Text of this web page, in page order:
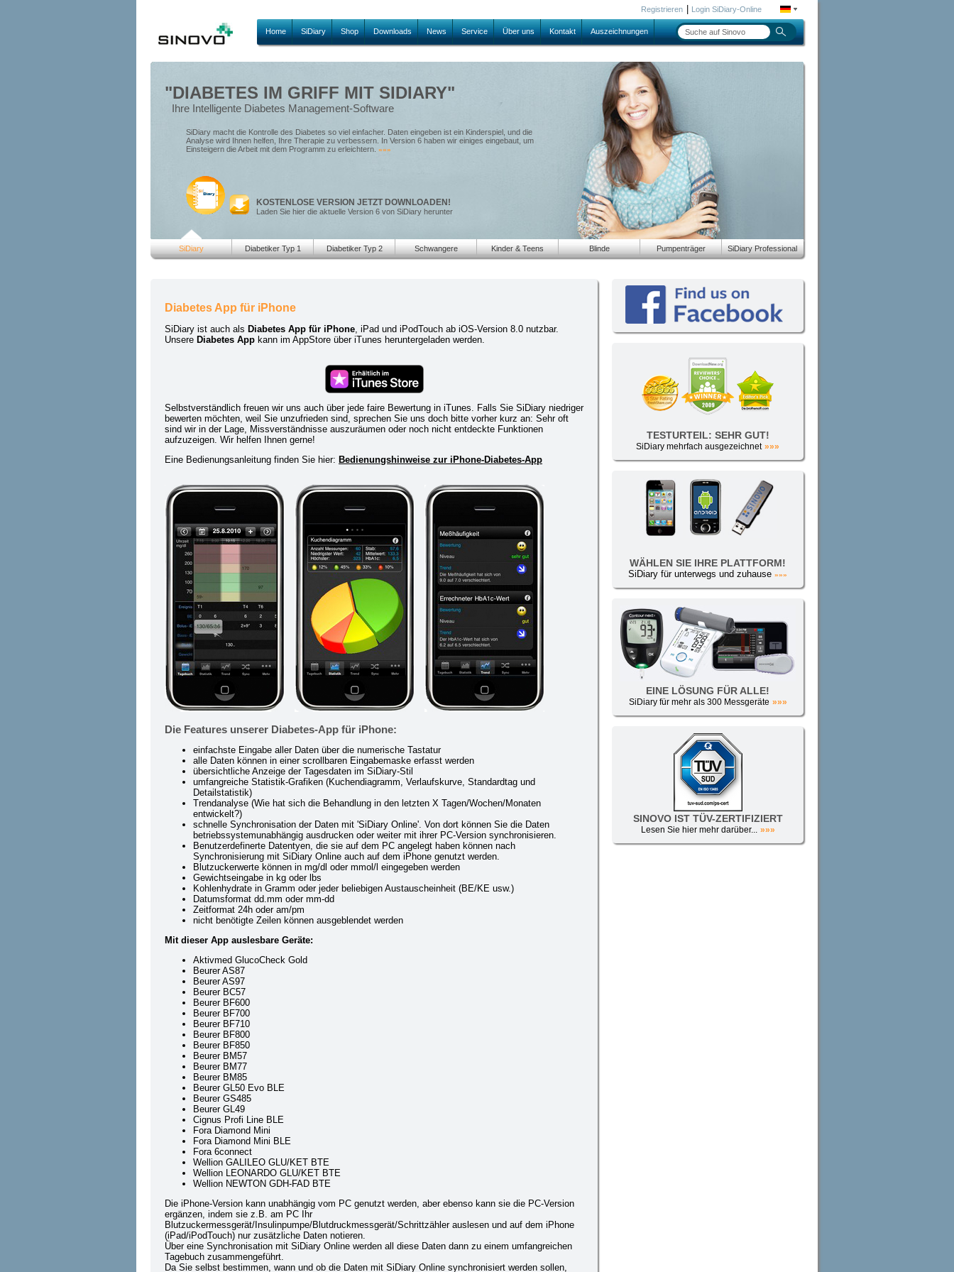
Registrieren| Login SiDiary-Online
Home SiDiary Shop Downloads News Service Über uns Kontakt Auszeichnungen
"DIABETES IM GRIFF MIT SIDIARY"
Ihre Intelligente Diabetes Management-Software
SiDiary macht die Kontrolle des Diabetes so viel einfacher. Daten eingeben ist ein Kinderspiel, und die
Analyse wird Ihnen helfen, Ihre Therapie zu verbessern. In Version 6 haben wir einiges eingebaut, um
Einsteigern die Arbeit mit dem Programm zu erleichtern. »»»
KOSTENLOSE VERSION JETZT DOWNLOADEN!
Laden Sie hier die aktuelle Version 6 von SiDiary herunter
SiDiary Diabetiker Typ 1 Diabetiker Typ 2 Schwangere Kinder & Teens Blinde Pumpenträger SiDiary Professional
Diabetes App für iPhone
SiDiary ist auch als Diabetes App für iPhone , iPad und iPodTouch ab iOS-Version 8.0 nutzbar.
Unsere Diabetes App kann im AppStore über iTunes heruntergeladen werden.
Selbstverständlich freuen wir uns auch über jede faire Bewertung in iTunes. Falls Sie SiDiary niedriger
bewerten möchten, weil Sie unzufrieden sind, sprechen Sie uns doch bitte vorher kurz an: Sehr oft
sind wir in der Lage, Missverständnisse auszuräumen oder noch nicht entdeckte Funktionen
aufzuzeigen. Wir helfen Ihnen gerne!
Eine Bedienungsanleitung finden Sie hier: Bedienungshinweise zur iPhone-Diabetes-App
Die Features unserer Diabetes-App für iPhone:
einfachste Eingabe aller Daten über die numerische Tastatur
alle Daten können in einer scrollbaren Eingabemaske erfasst werden
übersichtliche Anzeige der Tagesdaten im SiDiary-Stil
umfangreiche Statistik-Grafiken (Kuchendiagramm, Verlaufskurve, Standardtag und
Detailstatistik)
Trendanalyse (Wie hat sich die Behandlung in den letzten X Tagen/Wochen/Monaten
entwickelt?)
schnelle Synchronisation der Daten mit 'SiDiary Online'. Von dort können Sie die Daten
betriebssystemunabhängig ausdrucken oder weiter mit ihrer PC-Version synchronisieren.
Benutzerdefinerte Datentyen, die sie auf dem PC angelegt haben können nach
Synchronisierung mit SiDiary Online auch auf dem iPhone genutzt werden.
Blutzuckerwerte können in mg/dl oder mmol/l eingegeben werden
Gewichtseingabe in kg oder lbs
Kohlenhydrate in Gramm oder jeder beliebigen Austauscheinheit (BE/KE usw.)
Datumsformat dd.mm oder mm-dd
Zeitformat 24h oder am/pm
nicht benötigte Zeilen können ausgeblendet werden
Mit dieser App auslesbare Geräte:
Aktivmed GlucoCheck Gold
Beurer AS87
Beurer AS97
Beurer BC57
Beurer BF600
Beurer BF700
Beurer BF710
Beurer BF800
Beurer BF850
Beurer BM57
Beurer BM77
Beurer BM85
Beurer GL50 Evo BLE
Beurer GS485
Beurer GL49
Cignus Profi Line BLE
Fora Diamond Mini
Fora Diamond Mini BLE
Fora 6connect
Wellion GALILEO GLU/KET BTE
Wellion LEONARDO GLU/KET BTE
Wellion NEWTON GDH-FAD BTE
Die iPhone-Version kann unabhängig vom PC genutzt werden, aber ebenso kann sie die PC-Version
ergänzen, indem sie z.B. am PC Ihr
Blutzuckermessgerät/Insulinpumpe/Blutdruckmessgerät/Schrittzähler auslesen und auf dem iPhone
(iPad/iPodTouch) nur zusätzliche Daten notieren.
Über eine Synchronisation mit SiDiary Online werden all diese Daten dann zu einem umfangreichen
Tagebuch zusammengeführt.
Da Sie selbst bestimmen, wann und ob die Daten mit SiDiary Online synchronisiert werden sollen,
TESTURTEIL: SEHR GUT!
SiDiary mehrfach ausgezeichnet »»»
WÄHLEN SIE IHRE PLATTFORM!
SiDiary für unterwegs und zuhause »»»
EINE LÖSUNG FÜR ALLE!
SiDiary für mehr als 300 Messgeräte »»»
SINOVO IST TÜV-ZERTIFIZIERT
Lesen Sie hier mehr darüber... »»»